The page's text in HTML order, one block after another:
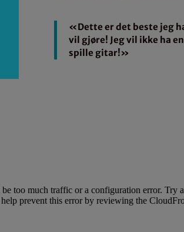
«Dette er det beste jeg
vil gjøre! Jeg vil ikke ha
spille gitar!»